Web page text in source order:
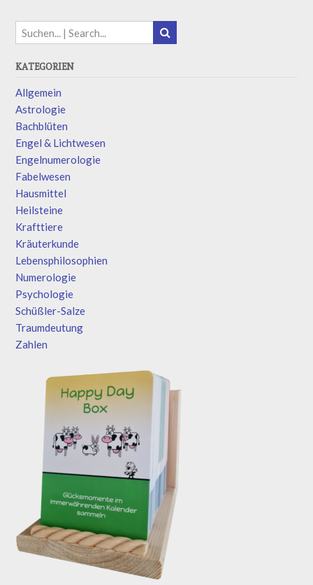
KATEGORIEN
Allgemein
Astrologie
Bachblüten
Engel & Lichtwesen
Engelnumerologie
Fabelwesen
Hausmittel
Heilsteine
Krafttiere
Kräuterkunde
Lebensphilosophien
Numerologie
Psychologie
Schüßler-Salze
Traumdeutung
Zahlen